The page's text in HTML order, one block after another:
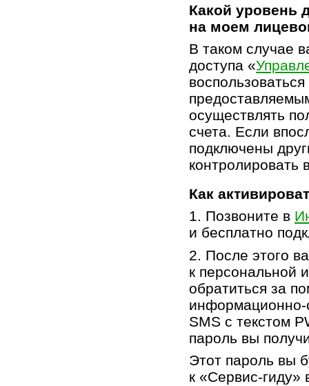
Какой уровень
на моем
В таком случае
доступа «
осуществлять
счета. Если
подключены
контролировать
Как
1. Позвоните в
и бесплатно
2. После этого
к персональной
обратиться за
информационно-
SMS с текстом
пароль вы
Этот пароль вы
к «Сервис-гиду»